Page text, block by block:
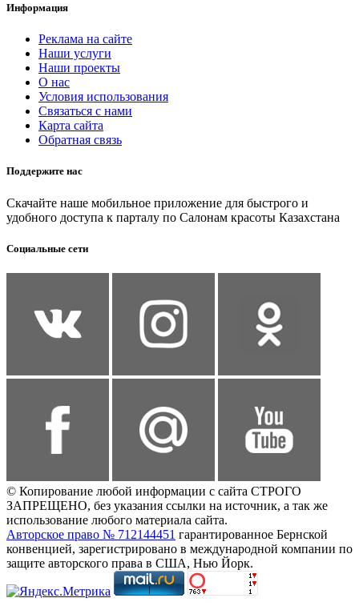
Информация
Реклама на сайте
Наши услуги
Наши проекты
О нас
Условия использования
Связаться с нами
Карта сайта
Обратная связь
Поддержите нас
Скачайте наше мобильное приложение для быстрого и
удобного доступа к парталу по Салонам красоты Казахстана
Социальные сети
© Копирование любой информации с сайта СТРОГО
ЗАПРЕЩЕНО, без указания ссылки на источник, а так же
использование любого материала сайта.
Авторское право № 712144451 гарантированное Бернской
конвенцией, зарегистрировано в международной компании по
защите авторского права в США, Нью Йорк.